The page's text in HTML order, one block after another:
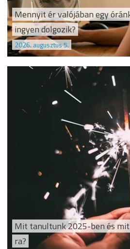
Mennyit ér valójában egy
ingyen dolgozik?
2026. augusztus 5.
Mit tanultunk 2025-ben és
ra?